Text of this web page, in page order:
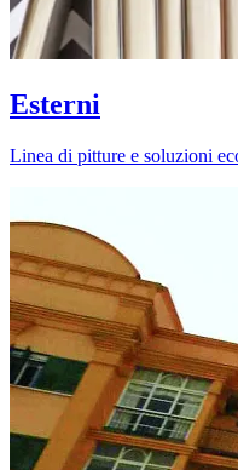
Esterni
Linea di pitture e soluzioni